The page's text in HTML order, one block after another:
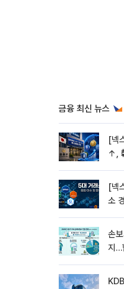
금융 최신 뉴스
[넥
↑,
[넥
소
손
지…